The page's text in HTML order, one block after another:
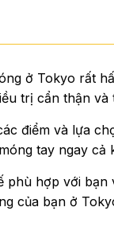
ở Tokyo rất
trị cẩn thận và
điểm và lựa
tay ngay cả
phù hợp với bạn
của bạn ở